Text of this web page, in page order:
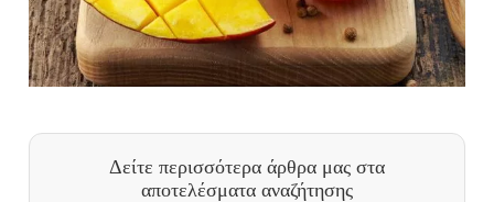
Δείτε περισσότερα άρθρα μας στα
αποτελέσματα αναζήτησης